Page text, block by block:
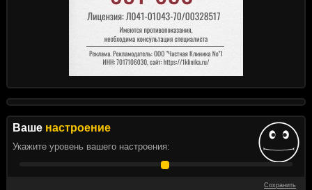
Ваше настроение
Укажите уровень вашего настроения:
Сохранить